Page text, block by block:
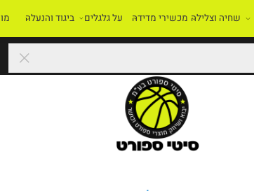
וצלילה מכשירי מדידה על גלגלים ביגוד והנעלה